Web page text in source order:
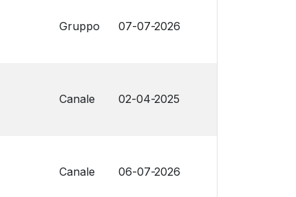
Gruppo 07-07-2026
Canale 02-04-2025
Canale 06-07-2026